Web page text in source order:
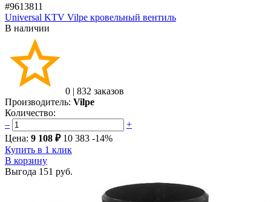
#9613811
Universal KTV Vilpe кровельный вентиль
В наличии
0 | 832 заказов
Производитель: Vilpe
Количество:
–
+
Цена: 9 108 ₽ 10 383 -14%
Купить в 1 клик
В корзину
Выгода 151 руб.